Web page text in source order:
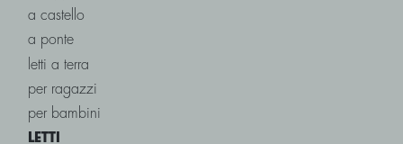
a castello
a ponte
letti a terra
per ragazzi
per bambini
LETTI